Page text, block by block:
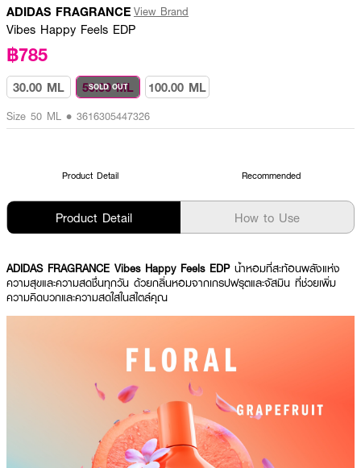
ADIDAS FRAGRANCE View Brand
Vibes Happy Feels EDP
฿785
30.00 ML 50.00 ML
SOLD OUT 100.00 ML
Size 50 ML • 3616305447326
Product Detail Recommended
Product Detail How to Use
ADIDAS FRAGRANCE Vibes Happy Feels EDP น้ำหอมที่สะท้อนพลังแห่ง
ความสุขและความสดชื่นทุกวัน ด้วยกลิ่นหอมจากเกรปฟรุตและจัสมิน ที่ช่วยเพิ่ม
ความคิดบวกและความสดใสในสไตล์คุณ